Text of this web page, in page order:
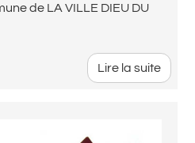
de LA VILLE DIEU DU
Lire la suite